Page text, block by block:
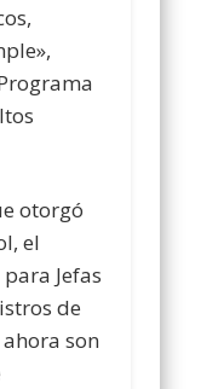
otorgó
el
Jefas
de
son